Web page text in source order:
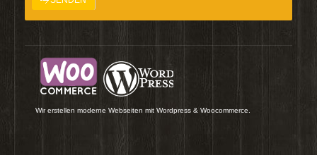
Wir erstellen moderne Webseiten mit Wordpress & Woocommerce.